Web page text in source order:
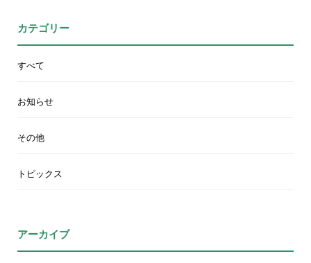
カテゴリー
すべて
お知らせ
その他
トピックス
アーカイブ